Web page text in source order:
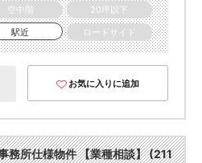
空中階
20坪以下
駅近 ロードサイド
お気に入りに追加
務所仕様物件 【業種相談】 (211